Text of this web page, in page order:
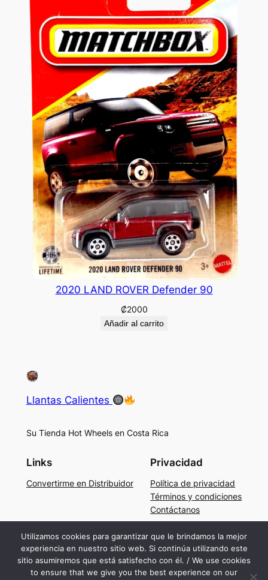
2020 LAND ROVER Defender 90
₡2000
Añadir al carrito
Llantas Calientes
Su Tienda Hot Wheels en Costa Rica
Links
Convertirme en Distribuidor
Privacidad
Política de privacidad
Términos y condiciones
Contáctanos
Social
Facebook
Instagram
Utilizamos cookies para garantizar que le brindamos la mejor
experiencia en nuestro sitio web. Si continúa utilizando este
sitio asumiremos que está satisfecho con él. / We use cookies
to ensure that we give you the best experience on our